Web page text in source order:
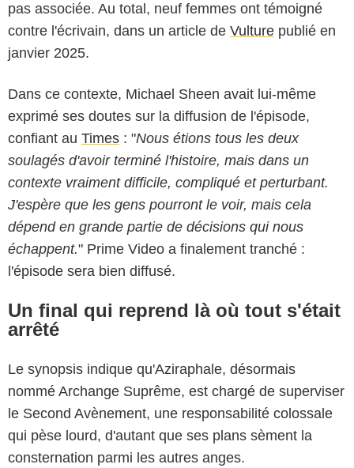
pas associée. Au total, neuf femmes ont témoigné
contre l'écrivain, dans un article de Vulture publié en
janvier 2025.
Dans ce contexte, Michael Sheen avait lui-même
exprimé ses doutes sur la diffusion de l'épisode,
confiant au Times : "Nous étions tous les deux
soulagés d'avoir terminé l'histoire, mais dans un
contexte vraiment difficile, compliqué et perturbant.
J'espère que les gens pourront le voir, mais cela
dépend en grande partie de décisions qui nous
échappent." Prime Video a finalement tranché :
l'épisode sera bien diffusé.
Un final qui reprend là où tout s'était
arrêté
Le synopsis indique qu'Aziraphale, désormais
nommé Archange Suprême, est chargé de superviser
le Second Avènement, une responsabilité colossale
qui pèse lourd, d'autant que ses plans sèment la
consternation parmi les autres anges.